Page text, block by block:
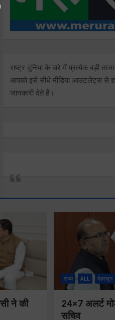
राष्ट्र दुनिया के बारे में प्रत्येक बड़ी
आपको इसे सीधे मीडिया आउटलेट्स से
जानकारी देते हैं।
ने की
राज्य ALL देहरादून
24×7 अलर्ट
सचिव